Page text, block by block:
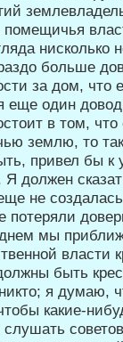
нисколько
больше
за дом, что
еще один
в том,
землю, то
привел бы
должен
не
потеряли
мы
власти
быть
я думаю,
какие-
слушать